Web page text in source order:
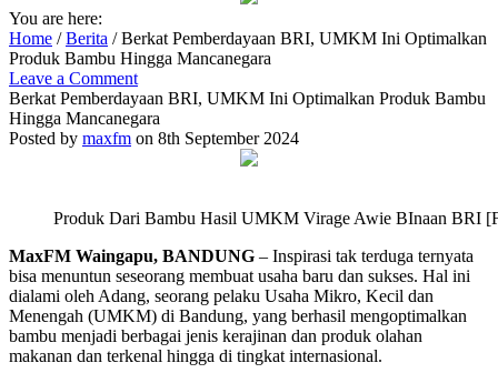
You are here:
Home /Berita /Berkat Pemberdayaan BRI, UMKM Ini Optimalkan
Produk Bambu Hingga Mancanegara
Leave a Comment
Berkat Pemberdayaan BRI, UMKM Ini Optimalkan Produk Bambu
Hingga Mancanegara
Posted by maxfm on 8th September 2024
Produk Dari Bambu Hasil UMKM Virage Awie BInaan BRI
MaxFM Waingapu, BANDUNG – Inspirasi tak terduga ternyata
bisa menuntun seseorang membuat usaha baru dan sukses. Hal ini
dialami oleh Adang, seorang pelaku Usaha Mikro, Kecil dan
Menengah (UMKM) di Bandung, yang berhasil mengoptimalkan
bambu menjadi berbagai jenis kerajinan dan produk olahan
makanan dan terkenal hingga di tingkat internasional.